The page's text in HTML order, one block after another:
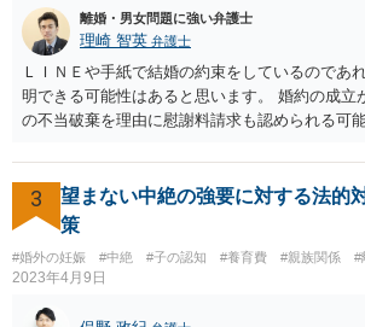
離婚・男女問題に強い弁護士
理崎 智英 弁護士
ＬＩＮＥや手紙で結婚の約束をしているのであ
明できる可能性はあると思います。 婚約の成立
の不当破棄を理由に慰謝料請求も認められる可
3
望まない中絶の強要に対する法的
策
#婚外の妊娠 #中絶 #子の認知 #養育費 #親族関係 #
2023年4月9日